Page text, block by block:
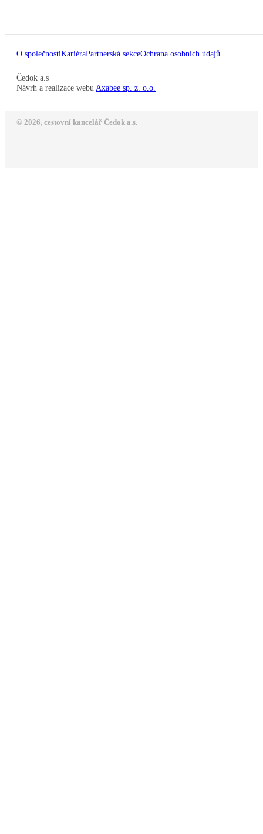
O společnostiKariéraPartnerská sekceOchrana osobních údajů
Čedok a.s
Návrh a realizace webu Axabee sp. z. o.o.
© 2026, cestovní kancelář Čedok a.s.